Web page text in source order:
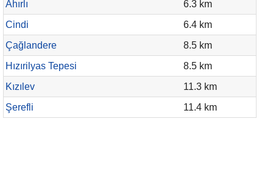
Ahırlı
6.3 km
Cindi
6.4 km
Çağlandere
8.5 km
Hızırilyas Tepesi
8.5 km
Kızılev
11.3 km
Şerefli
11.4 km